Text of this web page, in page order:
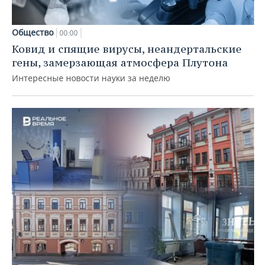
Общество 00:00
Ковид и спящие вирусы, неандертальские
гены, замерзающая атмосфера Плутона
Интересные новости науки за неделю